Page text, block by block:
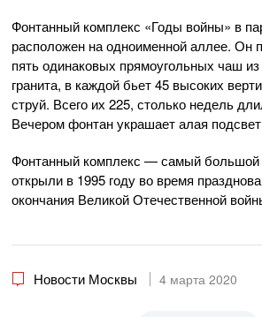
Фонтанный комплекс «Годы войны» в
расположен на одноименной аллее. Он
пять одинаковых прямоугольных чаш из
гранита, в каждой бьет 45 высоких
струй. Всего их 225, столько недель
Вечером фонтан украшает алая
Фонтанный комплекс — самый
открыли в 1995 году во время
окончания Великой Отечественной
Новости Москвы 4 марта 2020